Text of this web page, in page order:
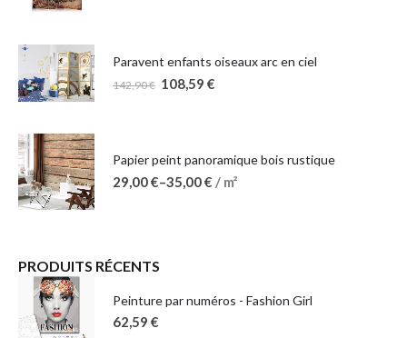
Paravent enfants oiseaux arc en ciel
142,90€ 108,59 €
Papier peint panoramique bois rustique
29,00€–35,00€ / m²
PRODUITS RÉCENTS
Peinture par numéros - Fashion Girl
62,59 €